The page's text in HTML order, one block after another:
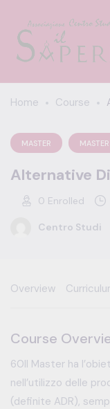
Home Course
MASTER
Alternative
0 Enrolled
Centro Studi
Overview
Course
60Il Master ha
nell’utilizzo delle
(definite ADR),